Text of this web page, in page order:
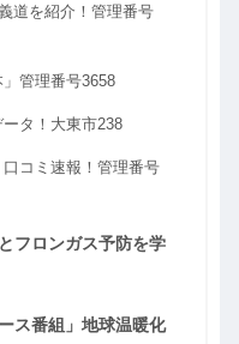
道を紹介！管理番号
管理番号3658
タ！大東市238
コミ速報！管理番号
フロンガス予防を学
ス番組」地球温暖化